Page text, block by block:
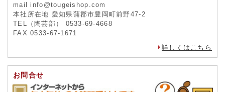
mail info@tougeishop.com
本社所在地 愛知県蒲郡市豊岡町前野47-2
TEL（陶芸部） 0533-69-4668
FAX 0533-67-1671
詳しくはこちら
お問合せ